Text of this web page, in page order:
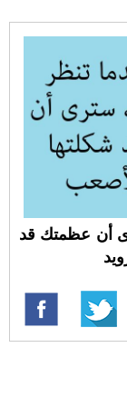
أن عظمتك قد